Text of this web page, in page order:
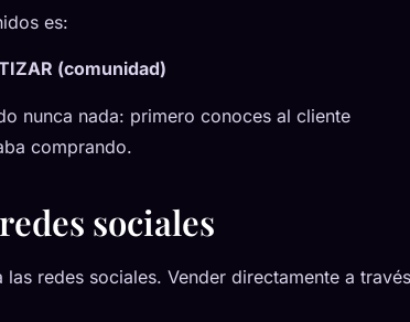
es:
(comunidad)
nunca nada: primero conoces al cliente
comprando.
sociales
redes sociales. Vender directamente a través